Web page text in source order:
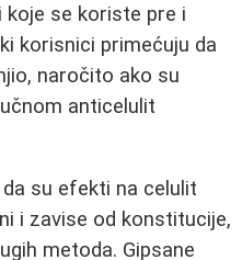
se koriste pre i
korisnici primećuju da
naročito ako su
anticelulit
su efekti na celulit
i zavise od konstitucije,
metoda. Gipsane